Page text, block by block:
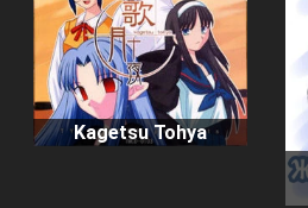
Kagetsu Tohya